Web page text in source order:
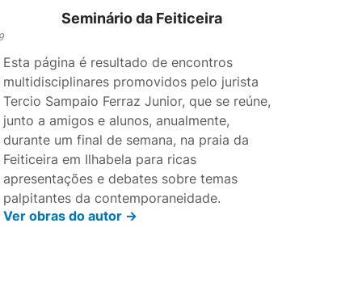
Seminário da Feiticeira
Esta página é resultado de encontros
multidisciplinares promovidos pelo jurista
Tercio Sampaio Ferraz Junior, que se reúne,
junto a amigos e alunos, anualmente,
durante um final de semana, na praia da
Feiticeira em Ilhabela para ricas
apresentações e debates sobre temas
palpitantes da contemporaneidade.
Ver obras do autor ->